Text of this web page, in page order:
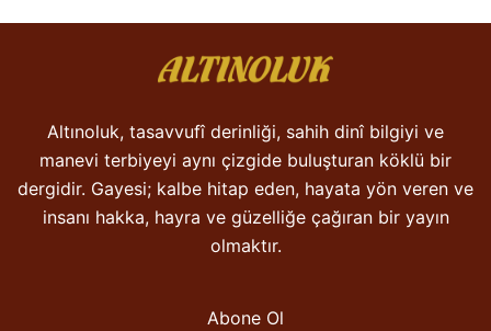
Altınoluk, tasavvufî derinliği, sahih dinî bilgiyi ve
manevi terbiyeyi aynı çizgide buluşturan köklü bir
dergidir. Gayesi; kalbe hitap eden, hayata yön veren ve
insanı hakka, hayra ve güzelliğe çağıran bir yayın
olmaktır.
Abone Ol